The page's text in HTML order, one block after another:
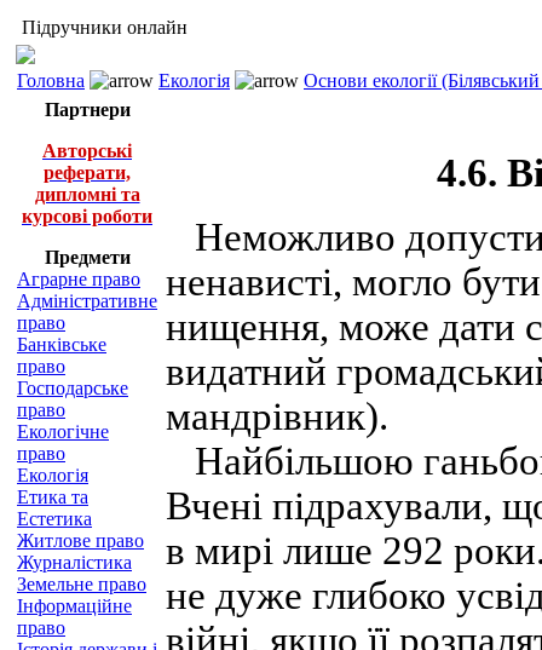
Підручники онлайн
Головна Екологія
Основи екології
Партнери
Авторські
реферати,
дипломні та
курсові роботи
Предмети
Аграрне право
Адміністративне
право
Банківське
право
Господарське
право
Екологічне
право
Екологія
Етика та
Естетика
Житлове право
Журналістика
Земельне право
Інформаційне
право
4.6.
Неможливо
ненависті, могло
нищення, може дати
видатний
мандрівник).
Найбільшою
Вчені підрахували,
в мирі лише 292
не дуже глибоко
війні, якщо її